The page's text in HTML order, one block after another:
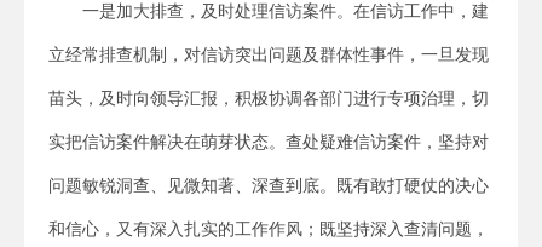
一是加大排查，及时处理信访案件。在信访工作中，建
立经常排查机制，对信访突出问题及群体性事件，一旦发现
苗头，及时向领导汇报，积极协调各部门进行专项治理，切
实把信访案件解决在萌芽状态。查处疑难信访案件，坚持对
问题敏锐洞查、见微知著、深查到底。既有敢打硬仗的决心
和信心，又有深入扎实的工作作风；既坚持深入查清问题，